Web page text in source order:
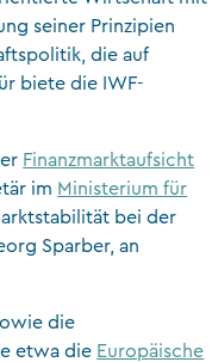
seiner Prinzipien
die auf
biete die IWF-
Finanzmarktaufsicht
im Ministerium für
bei der
Sparber, an
die
etwa die Europäische